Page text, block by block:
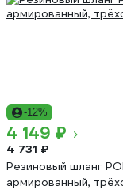
-12%
4 149 ₽
4 731 ₽
Резиновый шланг
армированный,